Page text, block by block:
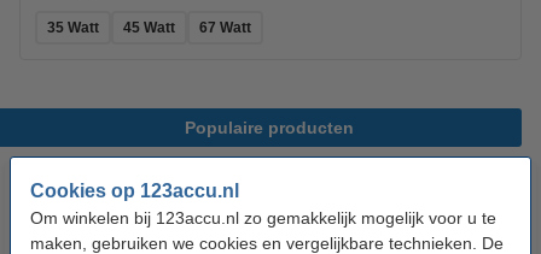
Cookies op 123accu.nl
Om winkelen bij 123accu.nl zo gemakkelijk mogelijk voor u te
maken, gebruiken we cookies en vergelijkbare technieken. De
35 Watt 45 Watt 67 Watt
Populaire producten